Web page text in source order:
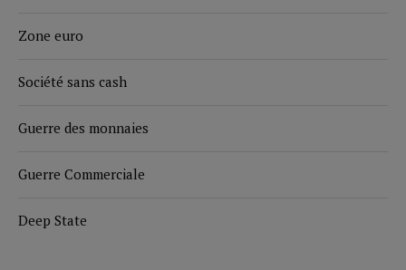
Zone euro
Société sans cash
Guerre des monnaies
Guerre Commerciale
Deep State